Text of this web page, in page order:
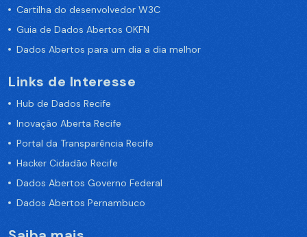
Cartilha do desenvolvedor W3C
Guia de Dados Abertos OKFN
Dados Abertos para um dia a dia melhor
Links de Interesse
Hub de Dados Recife
Inovação Aberta Recife
Portal da Transparência Recife
Hacker Cidadão Recife
Dados Abertos Governo Federal
Dados Abertos Pernambuco